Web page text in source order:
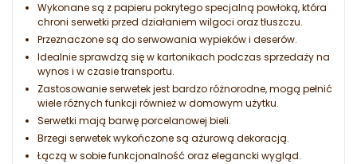
Wykonane są z papieru pokrytego specjalną powłoką, która
chroni serwetki przed działaniem wilgoci oraz tłuszczu.
Przeznaczone są do serwowania wypieków i deserów.
Idealnie sprawdzą się w kartonikach podczas sprzedaży na
wynos i w czasie transportu.
Zastosowanie serwetek jest bardzo różnorodne, mogą pełnić
wiele różnych funkcji również w domowym użytku.
Serwetki mają barwę porcelanowej bieli.
Brzegi serwetek wykończone są ażurową dekoracją.
Łączą w sobie funkcjonalność oraz elegancki wygląd.